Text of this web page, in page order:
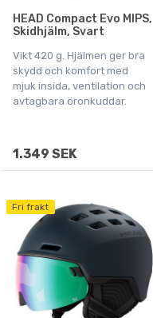
HEAD Compact Evo MIPS,
Skidhjälm, Svart
Vikt 420 g. Hjälmen ger bra
skydd och komfort med
mjuk insida, ventilation och
avtagbara öronkuddar.
1.349 SEK
Fri frakt